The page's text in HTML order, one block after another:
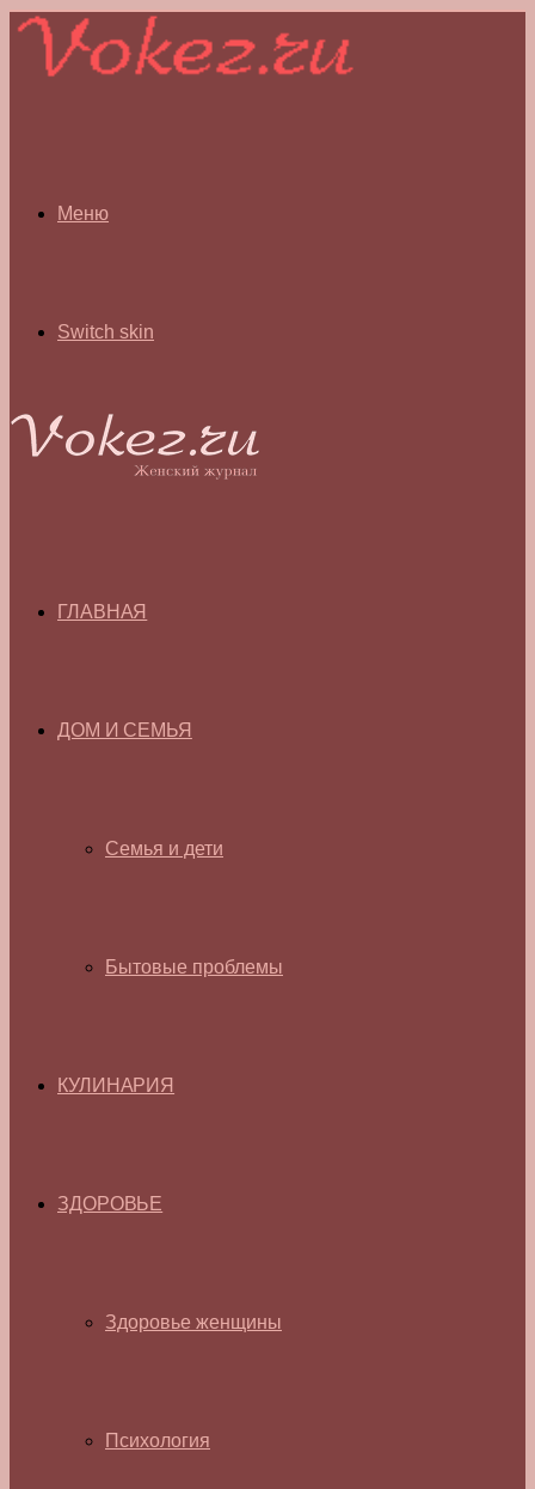
Меню
Switch skin
ГЛАВНАЯ
ДОМ И СЕМЬЯ
Семья и дети
Бытовые проблемы
КУЛИНАРИЯ
ЗДОРОВЬЕ
Здоровье женщины
Психология